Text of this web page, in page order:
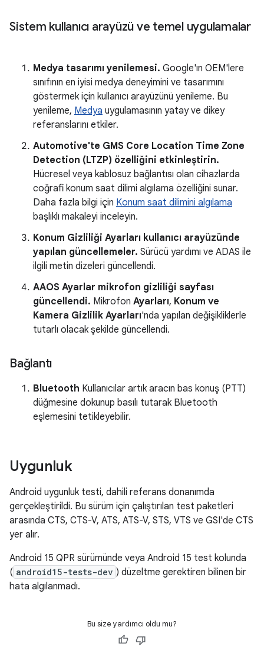
Sistem kullanıcı arayüzü ve temel uygulamalar
Medya tasarımı yenilemesi. Google'ın OEM'lere
sınıfının en iyisi medya deneyimini ve tasarımını
göstermek için kullanıcı arayüzünü yenileme. Bu
yenileme, Medya uygulamasının yatay ve dikey
referanslarını etkiler.
Automotive'te GMS Core Location Time Zone
Detection (LTZP) özelliğini etkinleştirin.
Hücresel veya kablosuz bağlantısı olan cihazlarda
coğrafi konum saat dilimi algılama özelliğini sunar.
Daha fazla bilgi için Konum saat dilimini algılama
başlıklı makaleyi inceleyin.
Konum Gizliliği Ayarları kullanıcı arayüzünde
yapılan güncellemeler. Sürücü yardımı ve ADAS ile
ilgili metin dizeleri güncellendi.
AAOS Ayarlar mikrofon gizliliği sayfası
güncellendi. Mikrofon Ayarları, Konum ve
Kamera Gizlilik Ayarları'nda yapılan değişikliklerle
tutarlı olacak şekilde güncellendi.
Bağlantı
Bluetooth Kullanıcılar artık aracın bas konuş (PTT)
düğmesine dokunup basılı tutarak Bluetooth
eşlemesini tetikleyebilir.
Uygunluk
Android uygunluk testi, dahili referans donanımda
gerçekleştirildi. Bu sürüm için çalıştırılan test paketleri
arasında CTS, CTS-V, ATS, ATS-V, STS, VTS ve GSI'de CTS
yer alır.
Android 15 QPR sürümünde veya Android 15 test kolunda
( android15-tests-dev ) düzeltme gerektiren bilinen bir
hata algılanmadı.
Bu size yardımcı oldu mu?